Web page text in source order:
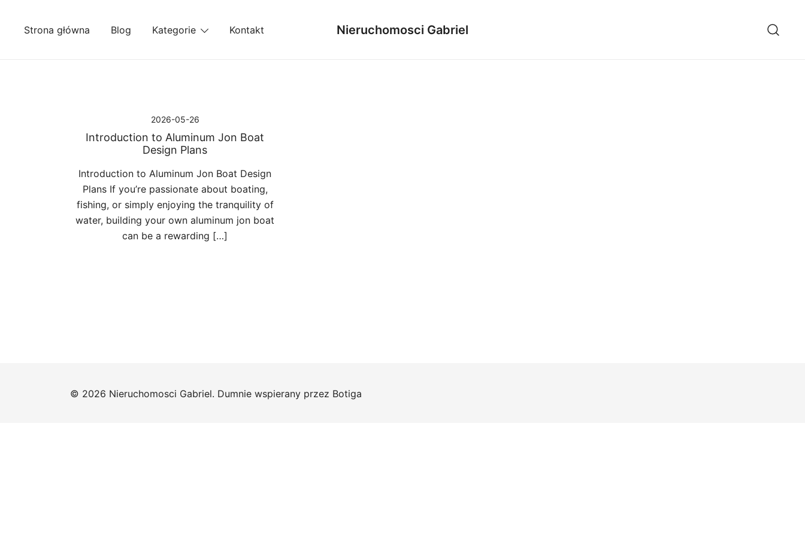
Strona główna Blog Kategorie Kontakt Nieruchomosci Gabriel
2026-05-26
Introduction to Aluminum Jon Boat
Design Plans
Introduction to Aluminum Jon Boat Design
Plans If you’re passionate about boating,
fishing, or simply enjoying the tranquility of
water, building your own aluminum jon boat
can be a rewarding […]
© 2026 Nieruchomosci Gabriel. Dumnie wspierany przez Botiga